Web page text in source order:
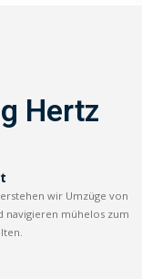
Hertz
wir Umzüge von
navigieren mühelos zum